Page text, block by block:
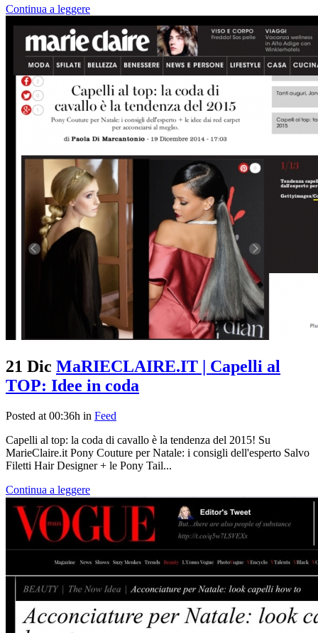
Continua a leggere
21 Dic MaRIECLAIRE.IT | Capelli al
TOP: Idee in coda
Posted at 00:36h in Feed
Capelli al top: la coda di cavallo è la tendenza del 2015! Su
MarieClaire.it Pony Couture per Natale: i consigli dell'esperto Salvo
Filetti Hair Designer + le Pony Tail...
Continua a leggere